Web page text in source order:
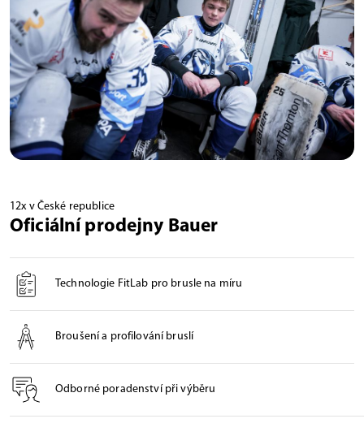
12x v České republice
Oficiální prodejny Bauer
Technologie FitLab pro brusle na míru
Broušení a profilování bruslí
Odborné poradenství při výběru